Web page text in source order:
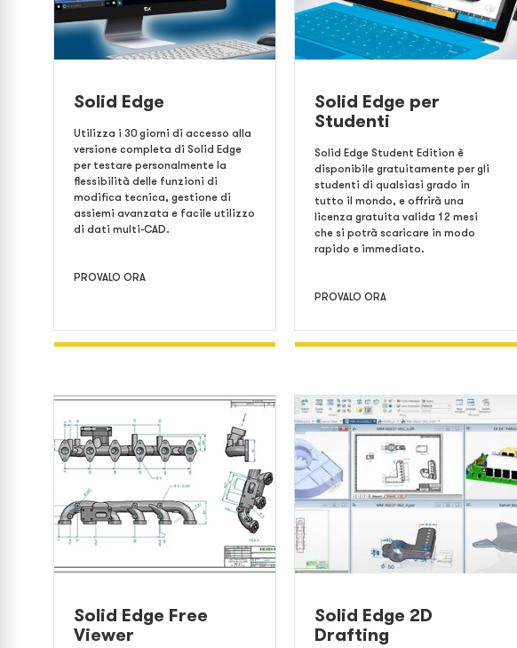
Solid Edge
Utilizza i 30 giorni di accesso alla
versione completa di Solid Edge
per testare personalmente la
flessibilità delle funzioni di
modifica tecnica, gestione di
assiemi avanzata e facile utilizzo
di dati multi-CAD.
PROVALO ORA
Solid Edge per
Studenti
Solid Edge Student Edition è
disponibile gratuitamente per gli
studenti di qualsiasi grado in
tutto il mondo, e offrirà una
licenza gratuita valida 12 mesi
che si potrà scaricare in modo
rapido e immediato.
PROVALO ORA
Solid Edge Free
Viewer
Solid Edge 2D
Drafting